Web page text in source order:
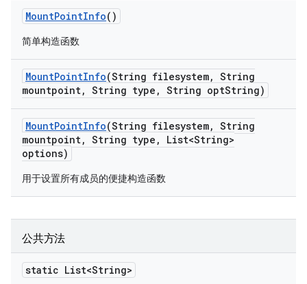
MountPointInfo()
简单构造函数
MountPointInfo(String filesystem, String
mountpoint, String type , String optString)
MountPointInfo(String filesystem, String
mountpoint, String type ,
List<String>
options)
用于设置所有成员的便捷构造函数
公共方法
static List<String>